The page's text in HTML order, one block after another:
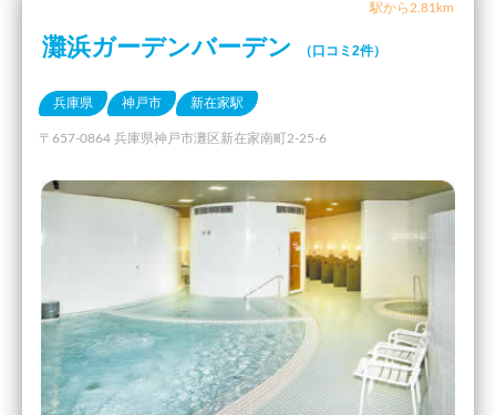
駅から2.81km
灘浜ガーデンバーデン （口コミ2件）
兵庫県 神戸市 新在家駅
〒657-0864 兵庫県神戸市灘区新在家南町2-25-6